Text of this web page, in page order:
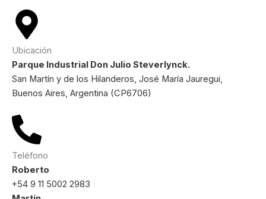
Ubicación
Parque Industrial Don Julio Steverlynck.
San Martín y de los Hilanderos, José María Jauregui,
Buenos Aires, Argentina (CP6706)
Teléfono
Roberto
+54 9 11 5002 2983